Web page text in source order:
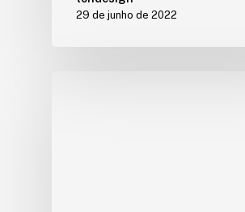
29 de junho de 2022